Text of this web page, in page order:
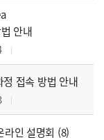
안내
접속 방법 안내
라인 설명회 (8)